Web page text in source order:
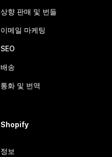
상향 판매 및 번들
이메일 마케팅
SEO
배송
통화 및 번역
Shopify
정보